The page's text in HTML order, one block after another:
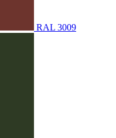
RAL 3009